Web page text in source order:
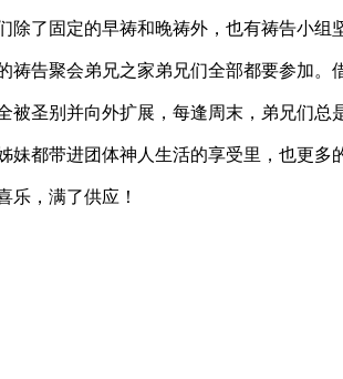
除了固定的早祷和晚祷外，也有祷告小组
祷告聚会弟兄之家弟兄们全部都要参加。
被圣别并向外扩展，每逢周末，弟兄们总
妹都带进团体神人生活的享受里，也更多
乐，满了供应！